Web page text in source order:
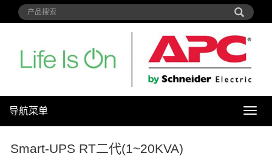
导
导航菜单
Smart-UPS RT二代(1~20KVA)